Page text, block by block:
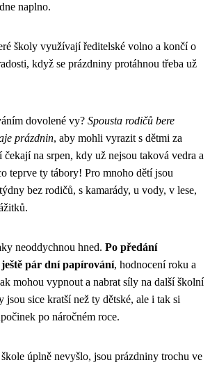
naplno.
školy využívají ředitelské volno a končí o
když se prázdniny protáhnou třeba už
dovolené vy? Spousta rodičů bere
prázdnin, aby mohli vyrazit s dětmi za
na srpen, kdy už nejsou taková vedra a
teprve ty tábory! Pro mnoho dětí jsou
bez rodičů, s kamarády, u vody, v lese,
neoddychnou hned. Po předání
ještě pár dní papírování, hodnocení roku a
mohou vypnout a nabrat síly na další školní
jsou sice kratší než ty dětské, ale i tak si
po náročném roce.
úplně nevyšlo, jsou prázdniny trochu ve